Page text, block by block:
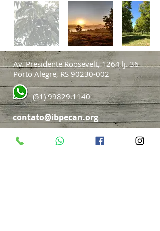
Av. Presidente Roosevelt, 1264 lj. 36
Porto Alegre, RS 90230-002
(51) 99829.1140
contato@ibpecan.org